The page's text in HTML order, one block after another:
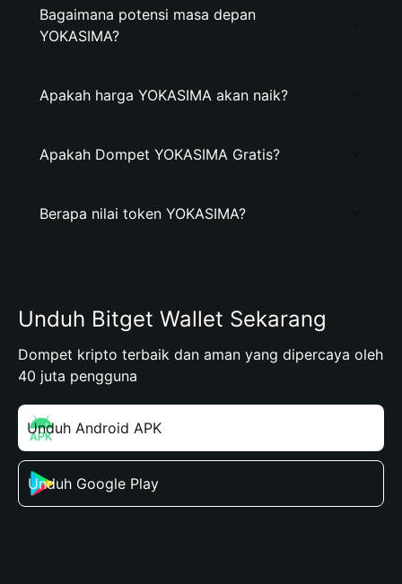
Bagaimana potensi masa depan
YOKASIMA?
Apakah harga YOKASIMA akan naik?
Apakah Dompet YOKASIMA Gratis?
Berapa nilai token YOKASIMA?
Unduh Bitget Wallet Sekarang
Dompet kripto terbaik dan aman yang dipercaya oleh
40 juta pengguna
Unduh Android APK
Unduh Google Play